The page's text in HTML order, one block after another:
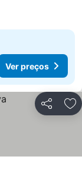
Ver preços
Partilhar